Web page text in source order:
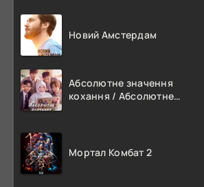
Новий Амстердам
Абсолютне значення
кохання / Абсолютне
Мортал Комбат 2